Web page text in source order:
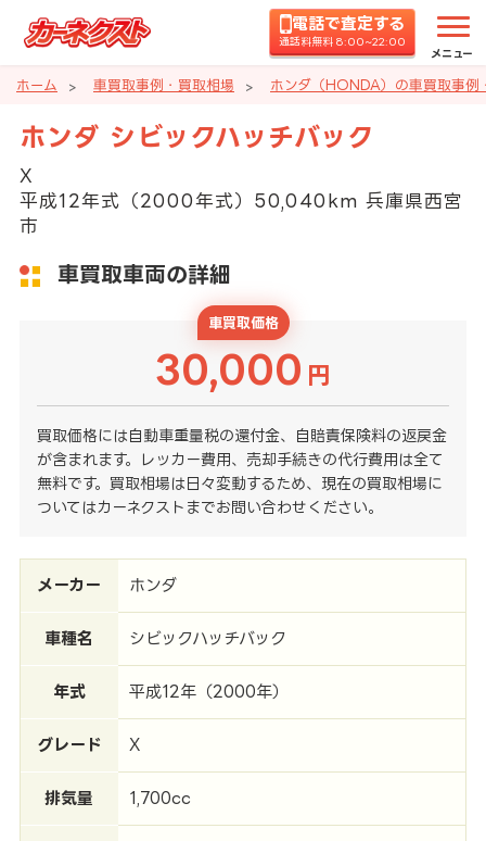
電話で査定する
通話料無料 8:00~22:00
メニュー
ホーム 車買取事例・買取相場 ホンダ（HONDA）の車買取事例
ホンダ シビックハッチバック
X
平成12年式（2000年式）50,040km 兵庫県西宮
市
車買取車両の詳細
車買取価格
30,000 円
買取価格には自動車重量税の還付金、自賠責保険料の返戻金
が含まれます。レッカー費用、売却手続きの代行費用は全て
無料です。買取相場は日々変動するため、現在の買取相場に
ついてはカーネクストまでお問い合わせください。
メーカー ホンダ
車種名 シビックハッチバック
年式 平成12年（2000年）
グレード X
排気量 1,700cc